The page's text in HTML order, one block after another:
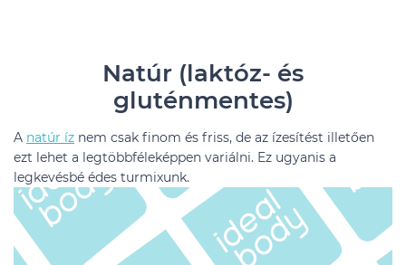
Natúr (laktóz- és
gluténmentes)
A natúr íz nem csak finom és friss, de az ízesítést illetően
ezt lehet a legtöbbféleképpen variálni. Ez ugyanis a
legkevésbé édes turmixunk.